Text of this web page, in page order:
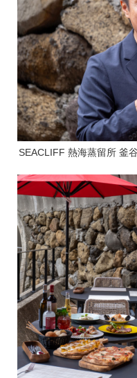
SEACLIFF 熱海蒸留所 釜